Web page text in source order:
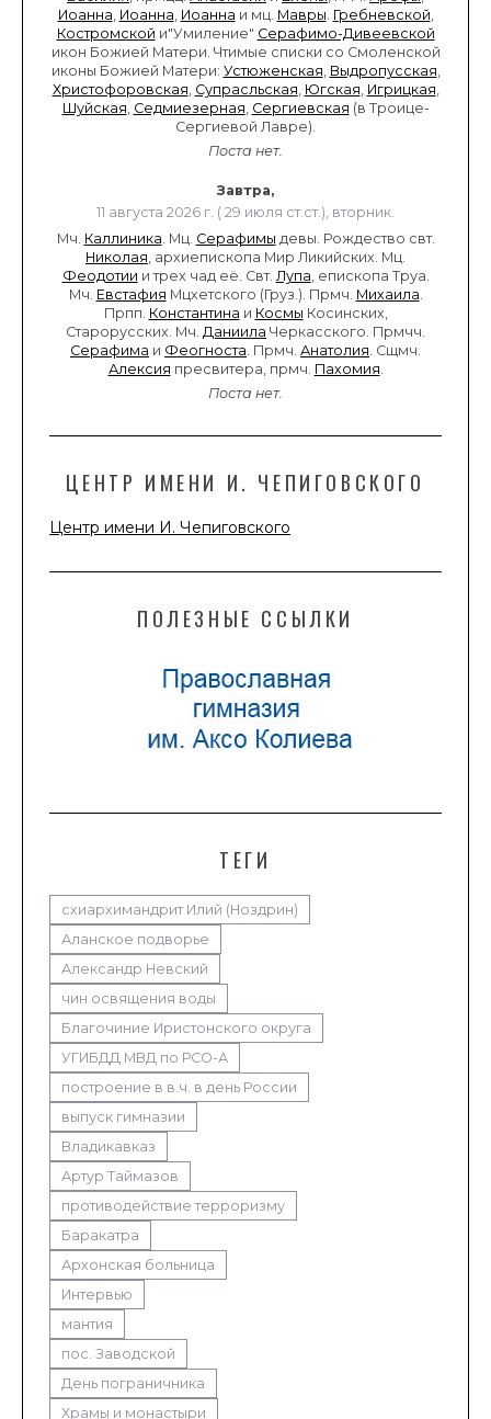
Иоанна, Иоанна, Иоанна и мц. Мавры. Гребневской,
Костромской и"Умиление" Серафимо-Дивеевской
икон Божией Матери. Чтимые списки со Смоленской
иконы Божией Матери: Устюженская, Выдропусская,
Христофоровская, Супрасльская, Югская, Игрицкая,
Шуйская, Седмиезерная, Сергиевская (в Троице-
Сергиевой Лавре).
Поста нет.
Завтра,
11 августа 2026 г. ( 29 июля ст.ст.), вторник.
Мч. Каллиника. Мц. Серафимы девы. Рождество свт.
Николая, архиепископа Мир Ликийских. Мц.
Феодотии и трех чад её. Свт. Лупа, епископа Труа.
Мч. Евстафия Мцхетского (Груз.). Прмч. Михаила.
Прпп. Константина и Космы Косинских,
Старорусских. Мч. Даниила Черкасского. Прмчч.
Серафима и Феогноста. Прмч. Анатолия. Сщмч.
Алексия пресвитера, прмч. Пахомия.
Поста нет.
ЦЕНТР ИМЕНИ И. ЧЕПИГОВСКОГО
Центр имени И. Чепиговского
ПОЛЕЗНЫЕ ССЫЛКИ
ТЕГИ
схиархимандрит Илий (Ноздрин)
Аланское подворье
Александр Невский
чин освящения воды
Благочиние Иристонского округа
УГИБДД МВД по РСО-А
построение в в.ч. в день России
выпуск гимназии
Владикавказ
Артур Таймазов
противодействие терроризму
Баракатра
Архонская больница
Интервью
мантия
пос. Заводской
День пограничника
Храмы и монастыри